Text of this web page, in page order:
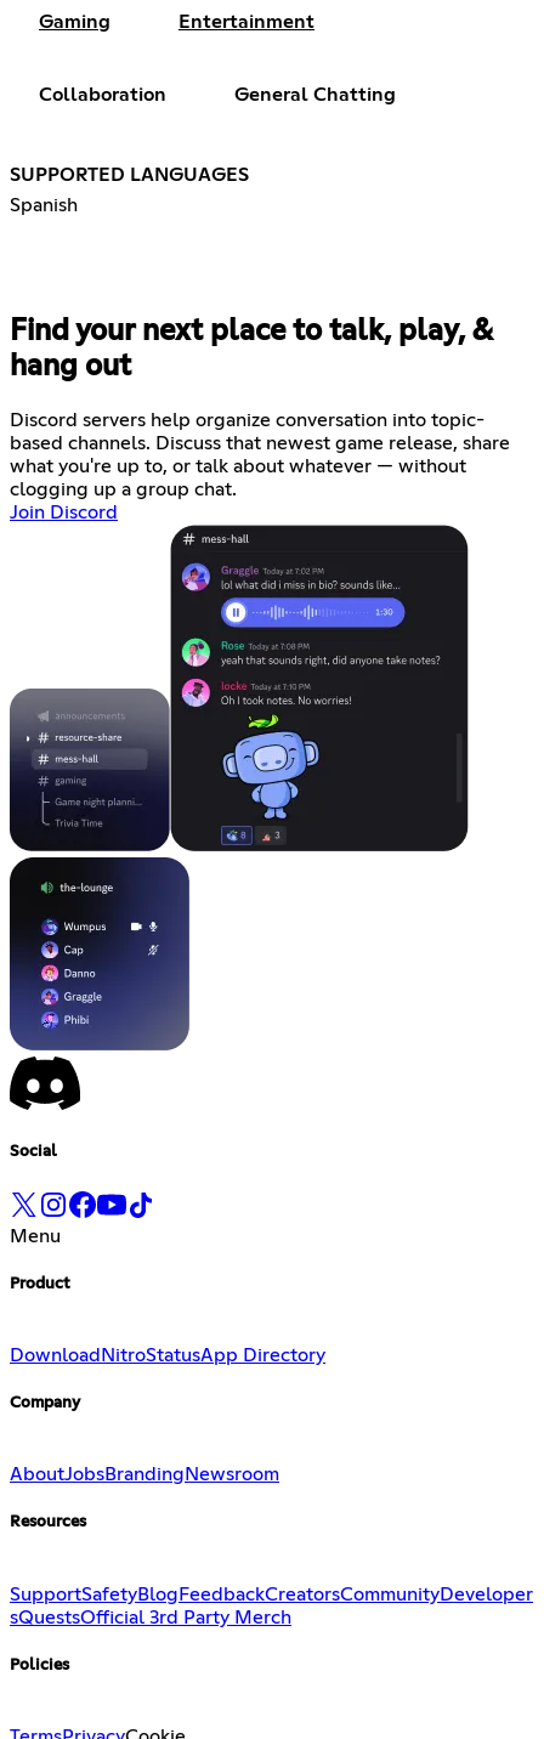
Gaming Entertainment
Collaboration General Chatting
SUPPORTED LANGUAGES
Spanish
Find your next place to talk, play, &
hang out
Discord servers help organize conversation into topic-
based channels. Discuss that newest game release, share
what you're up to, or talk about whatever — without
clogging up a group chat.
Join Discord
Social
Menu
Product
Download NitroStatusApp Directory
Company
AboutJobsBranding Newsroom
Resources
SupportSafetyBlogFeedbackCreatorsCommunityDeveloper
sQuestsOfficial 3rd Party Merch
Policies